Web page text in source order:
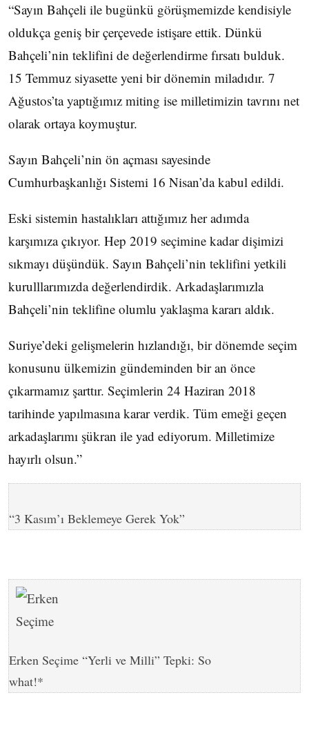
“Sayın Bahçeli ile bugünkü görüşmemizde kendisiyle
oldukça geniş bir çerçevede istişare ettik. Dünkü
Bahçeli’nin teklifini de değerlendirme fırsatı bulduk.
15 Temmuz siyasette yeni bir dönemin miladıdır. 7
Ağustos’ta yaptığımız miting ise milletimizin tavrını net
olarak ortaya koymuştur.
Sayın Bahçeli’nin ön açması sayesinde
Cumhurbaşkanlığı Sistemi 16 Nisan’da kabul edildi.
Eski sistemin hastalıkları attığımız her adımda
karşımıza çıkıyor. Hep 2019 seçimine kadar dişimizi
sıkmayı düşündük. Sayın Bahçeli’nin teklifini yetkili
kurulllarımızda değerlendirdik. Arkadaşlarımızla
Bahçeli’nin teklifine olumlu yaklaşma kararı aldık.
Suriye’deki gelişmelerin hızlandığı, bir dönemde seçim
konusunu ülkemizin gündeminden bir an önce
çıkarmamız şarttır. Seçimlerin 24 Haziran 2018
tarihinde yapılmasına karar verdik. Tüm emeği geçen
arkadaşlarımı şükran ile yad ediyorum. Milletimize
hayırlı olsun.”
“3 Kasım’ı Beklemeye Gerek Yok”
Erken Seçime “Yerli ve Milli” Tepki: So
what!*